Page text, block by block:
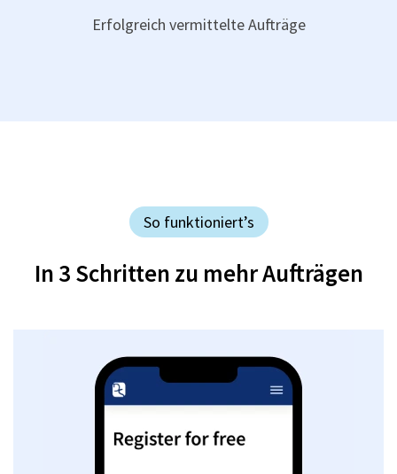
Erfolgreich vermittelte Aufträge
So funktioniert’s
In 3 Schritten zu mehr Aufträgen